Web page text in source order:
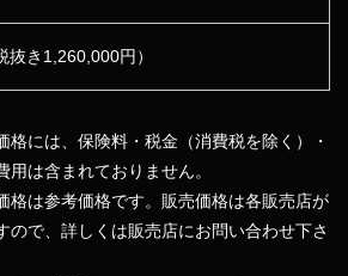
抜き1,260,000円）
格には、保険料・税金（消費税を除く）・
用は含まれておりません。
格は参考価格です。販売価格は各販売店が
ので、詳しくは販売店にお問い合わせ下さ